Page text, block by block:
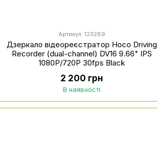
Артикул: 123289
Дзеркало відеореєстратор Hoco Driving
Recorder (dual-channel) DV16 9.66" IPS
1080P/720P 30fps Black
2 200 грн
В наявності